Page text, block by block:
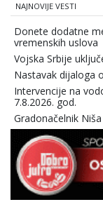
NAJNOVIJE VESTI
Donete dodatne
vremenskih uslova
Vojska Srbije
Nastavak dijaloga
Intervencije na
7.8.2026. god.
Gradonačelnik